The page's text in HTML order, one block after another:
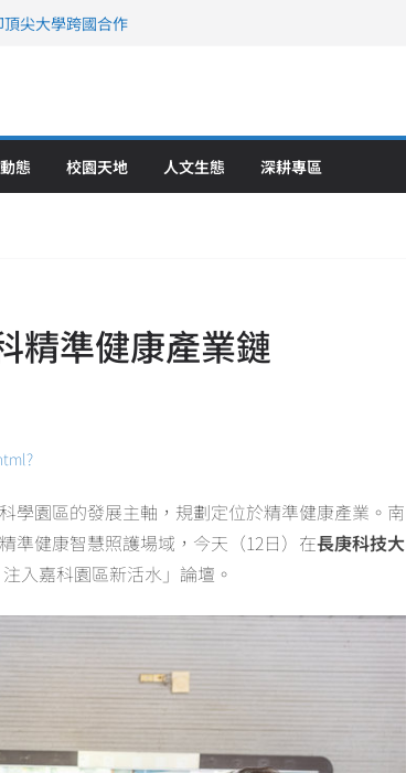
尖大學跨國合作
態 校園天地 人文生態 深耕專區
精準健康產業鏈
學園區的發展主軸，規劃定位於精準健康產業。南
準健康智慧照護場域，今天（12日）在長庚科技大
入嘉科園區新活水」論壇。